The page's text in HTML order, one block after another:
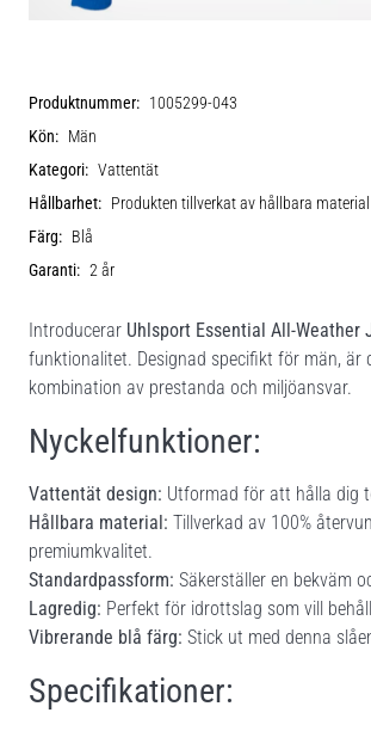
Produktnummer: 1005299-043
Kön: Män
Kategori: Vattentät
Hållbarhet: Produkten tillverkat av hållbara material
Färg: Blå
Garanti: 2 år
Introducerar Uhlsport Essential All-Weather
funktionalitet. Designad specifikt för män, är
kombination av prestanda och miljöansvar.
Nyckelfunktioner:
Vattentät design: Utformad för att hålla dig
Hållbara material: Tillverkad av 100%
premiumkvalitet.
Standardpassform: Säkerställer en bekväm
Lagredig: Perfekt för idrottslag som vill
Vibrerande blå färg: Stick ut med denna
Specifikationer: